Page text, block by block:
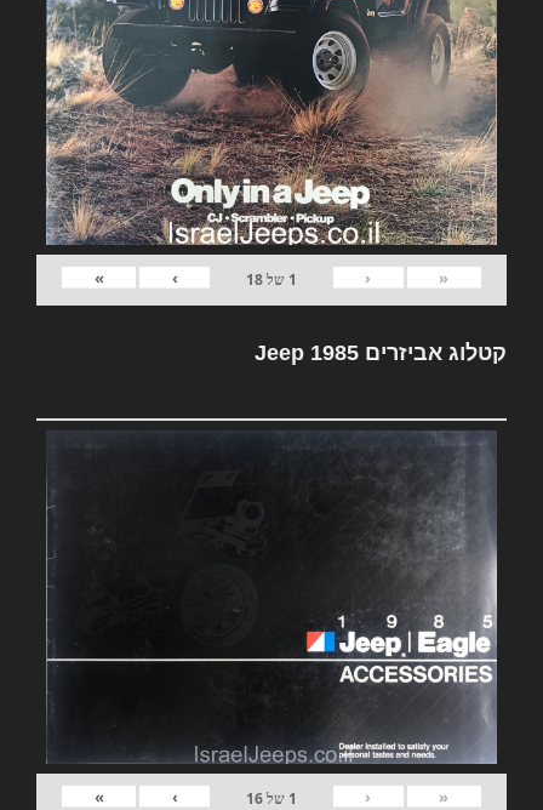
«
‹
1 של18
›
»
קטלוג אביזרים Jeep 1985
«
‹
1 של16
›
»